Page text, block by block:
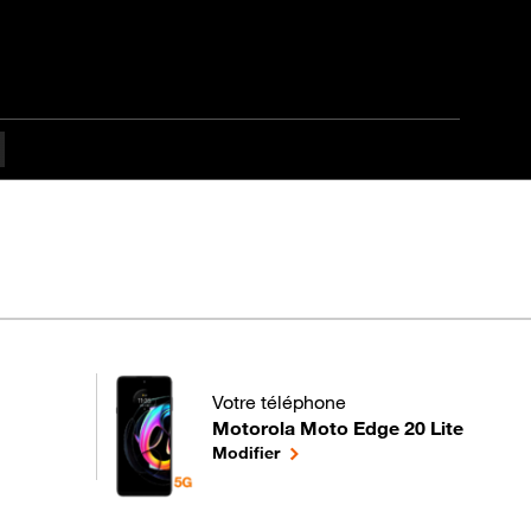
Votre téléphone
Motorola Moto Edge 20 Lite
pour votre Motorola Moto Edge 20 Lite
Modifierle téléphone sélectionné